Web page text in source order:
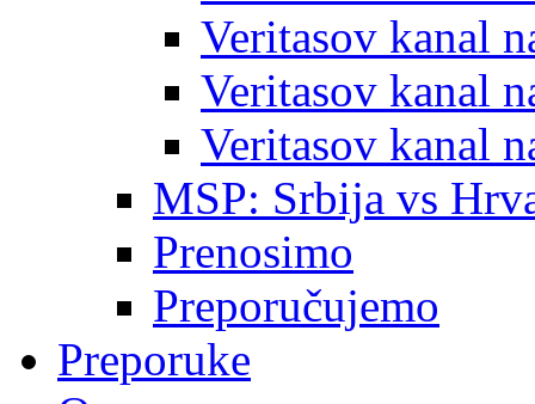
Veritasov kanal
Veritasov kanal
Veritasov kanal
MSP: Srbija vs
Prenosimo
Preporučujemo
Preporuke